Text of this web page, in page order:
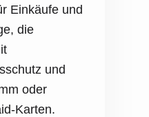
Einkäufe und
die
und
oder
Karten.